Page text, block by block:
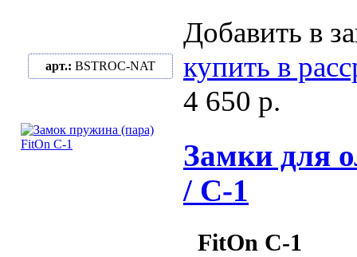
арт.: BSTROC-NAT
Добавить в
купить в
4 650 р.
Замки для
/ C-1
FitOn C-1